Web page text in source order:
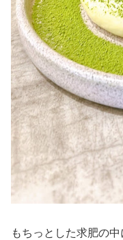
もちっとした求肥の